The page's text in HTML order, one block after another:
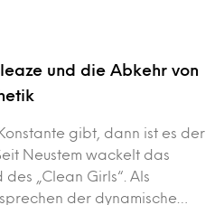
und die Abkehr von
gibt, dann ist es der
Neustem wackelt das
„Clean Girls“. Als
der dynamische…